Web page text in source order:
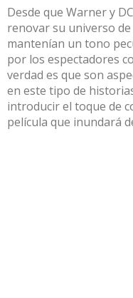
Desde que Warner y
renovar su universo
mantenían un tono
por los espectadores
verdad es que son
en este tipo de
introducir el toque de
película que inundará